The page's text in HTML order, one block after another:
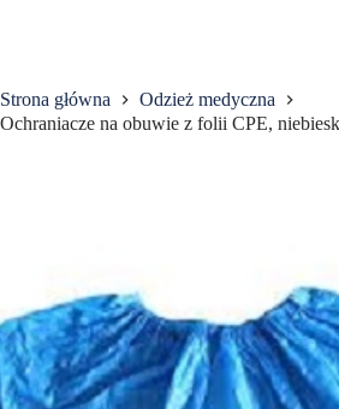
Strona główna
Odzież medyczna
Ochraniacze na obuwie z folii CPE,